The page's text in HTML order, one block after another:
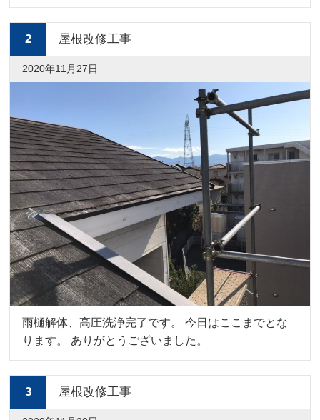
2 屋根改修工事
2020年11月27日
雨樋解体、高圧洗浄完了です。 今日はここまでとな
ります。 ありがとうございました。
3 屋根改修工事